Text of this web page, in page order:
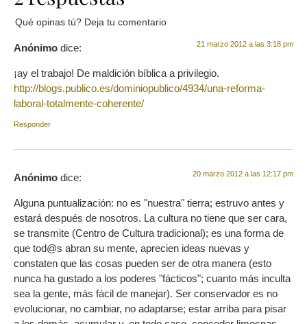
Qué opinas tú? Deja tu comentario
Anónimo dice: 21 marzo 2012 a las 3:18 pm
¡ay el trabajo! De maldición bíblica a privilegio.
http://blogs.publico.es/dominiopublico/4934/una-reforma-
laboral-totalmente-coherente/
Responder
Anónimo dice: 20 marzo 2012 a las 12:17 pm
Alguna puntualización: no es "nuestra" tierra; estruvo antes y
estará después de nosotros. La cultura no tiene que ser cara,
se transmite (Centro de Cultura tradicional); es una forma de
que tod@s abran su mente, aprecien ideas nuevas y
constaten que las cosas pueden ser de otra manera (esto
nunca ha gustado a los poderes "fácticos"; cuanto más inculta
sea la gente, más fácil de manejar). Ser conservador es no
evolucionar, no cambiar, no adaptarse; estar arriba para pisar